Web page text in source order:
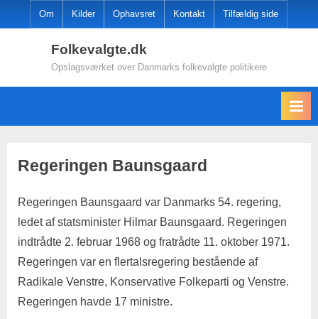
to
Om Kilder Ophavsret Kontakt Tilfældig side
Folkevalgte.dk
Opslagsværket over Danmarks folkevalgte politikere
Regeringen Baunsgaard
Regeringen Baunsgaard var Danmarks 54. regering,
ledet af statsminister Hilmar Baunsgaard. Regeringen
indtrådte 2. februar 1968 og fratrådte 11. oktober 1971.
Regeringen var en flertalsregering bestående af
Radikale Venstre, Konservative Folkeparti og Venstre.
Regeringen havde 17 ministre.